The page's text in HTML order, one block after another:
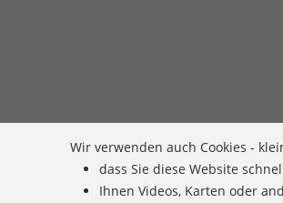
Wir verwenden auch Cookies -
dass Sie diese Website
Ihnen Videos, Karten oder